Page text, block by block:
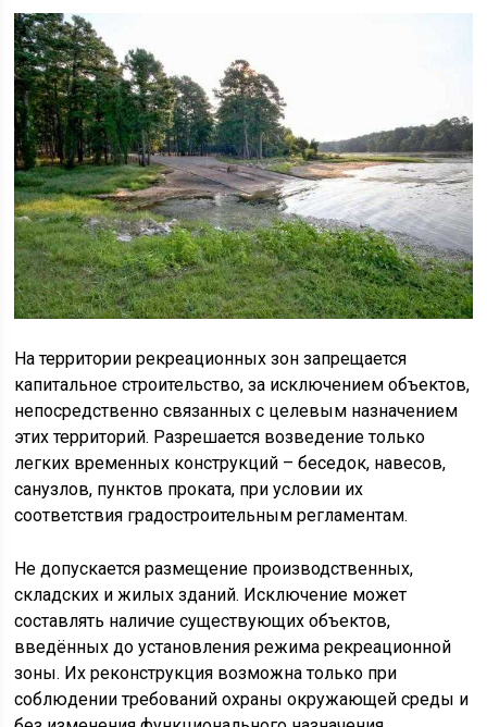
На территории рекреационных зон запрещается
капитальное строительство, за исключением объектов,
непосредственно связанных с целевым назначением
этих территорий. Разрешается возведение только
легких временных конструкций – беседок, навесов,
санузлов, пунктов проката, при условии их
соответствия градостроительным регламентам.
Не допускается размещение производственных,
складских и жилых зданий. Исключение может
составлять наличие существующих объектов,
введённых до установления режима рекреационной
зоны. Их реконструкция возможна только при
соблюдении требований охраны окружающей среды и